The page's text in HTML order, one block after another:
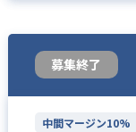
募集終了
中間マージン10%